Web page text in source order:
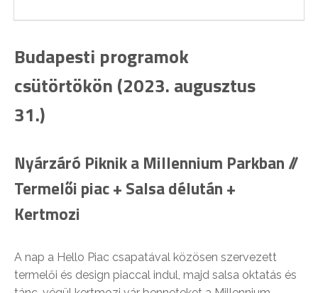
Budapesti programok
csütörtökön (2023. augusztus
31.)
Nyárzáró Piknik a Millennium Parkban //
Termelői piac + Salsa délután +
Kertmozi
A nap a Hello Piac csapatával közösen szervezett
termelői és design piaccal indul, majd salsa oktatás és